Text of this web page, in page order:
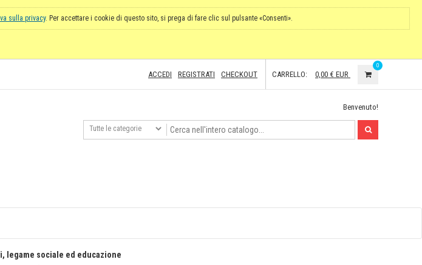
sulla privacy. Per accettare i cookie di questo sito, si prega di fare clic sul pulsante «Consenti».
ACCEDI REGISTRATI CHECKOUT CARRELLO: 0,00 € EUR
0
Benvenuto!
legame sociale ed educazione